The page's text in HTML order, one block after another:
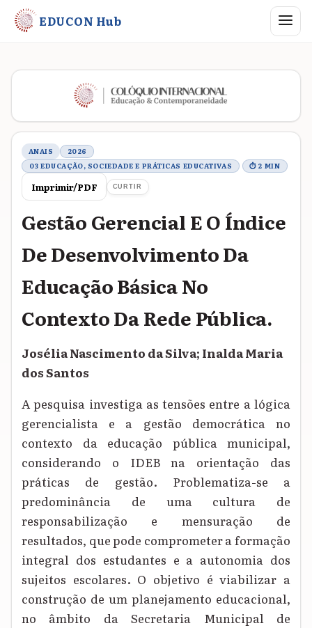
EDUCON Hub Abrir
Metadados do trabalho
ANAIS
2026
03 EDUCAÇÃO, SOCIEDADE E PRÁTICAS EDUCATIVAS
⏱ 2 MIN
Imprimir/PDF CURTIR
Gestão Gerencial E O Índice
De Desenvolvimento Da
Educação Básica No
Contexto Da Rede Pública.
Josélia Nascimento da Silva; Inalda Maria
dos Santos
A pesquisa investiga as tensões entre a lógica
gerencialista e a gestão democrática no
contexto da educação pública municipal,
considerando o IDEB na orientação das
práticas de gestão. Problematiza-se a
predominância de uma cultura de
responsabilização e mensuração de
resultados, que pode comprometer a formação
integral dos estudantes e a autonomia dos
sujeitos escolares. O objetivo é viabilizar a
construção de um planejamento educacional,
no âmbito da Secretaria Municipal de